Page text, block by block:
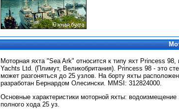
Моторная яхта "Sea Ark" относится к типу яхт Princess
Yachts Ltd. (Плимут, Великобритания). Princess 98 - это
может разгоняться до 25 узлов. На борту яхты
разработан Бернардом Олесински. MMSI: 312824000.
Основные характеристики моторной яхты:
полного хода 25 уз.